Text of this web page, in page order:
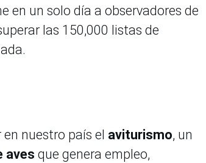
en un solo día a observadores de
las 150,000 listas de
nuestro país el aviturismo, un
aves que genera empleo,